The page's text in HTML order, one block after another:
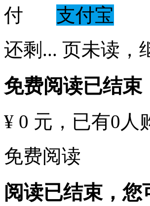
支付宝
还剩 ... 页未读，
免费阅读已结
¥ 0 元 ，已有0 人
免费阅读
阅读已结束，